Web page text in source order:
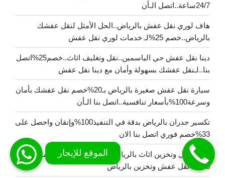
24/7ساعة..اتصل الـأن
هاف لوري نقل عفش بالرياض..الحل الأمثل لنقل عفشك
بالرياض..خصم 25%لـ خدمات لوري نقل عفش
دينا نقل عفش حي الياسمين..نقل وتغليف اثاث..خصم25%اتصل
بنا..لـنقل عفشك بسهولة وأمان مع دينا نقل عفش
سيارة نقل عفش صغيرة بالرياض بـ20%خصم نقل عفشك بأمان
وسرعة100%بأسعار تنافسية..اتصل بنا الـأن
تكسير جدران بالرياض بدقة في التنفيذ100%وإتقان واحصل على
33%خصم فوري اتصل بنا الان
شركة نقل وتخزين اثاث بالرياض خدمات 24 ساعة بضمان
100% نقل عفش وتخزين بالرياض